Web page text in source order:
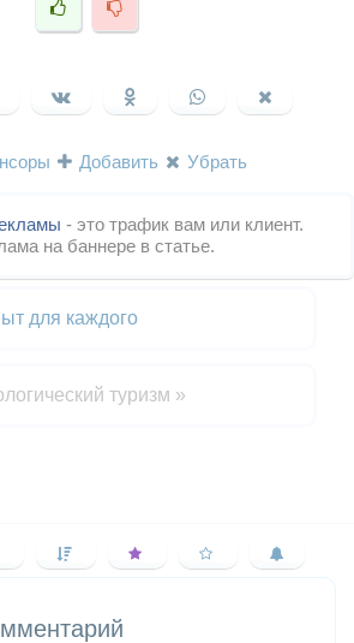
Добавить Убрать
- это трафик вам или клиент.
на баннере в статье.
для каждого
туризм »